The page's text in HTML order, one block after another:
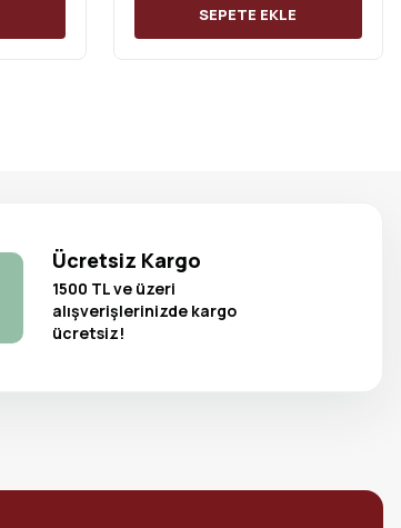
SEPETE EKLE
Ücretsiz Kargo
1500 TL ve üzeri
alışverişlerinizde kargo
ücretsiz!